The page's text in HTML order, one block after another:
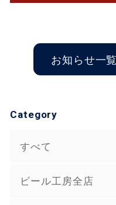
お知らせ一
Category
すべて
ビール工房全店